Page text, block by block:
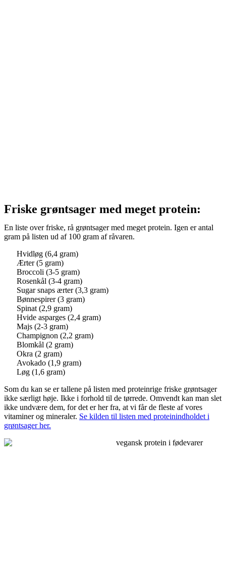
Friske grøntsager med meget protein:
En liste over friske, rå grøntsager med meget protein. Igen er antal
gram på listen ud af 100 gram af råvaren.
Hvidløg (6,4 gram)
Ærter (5 gram)
Broccoli (3-5 gram)
Rosenkål (3-4 gram)
Sugar snaps ærter (3,3 gram)
Bønnespirer (3 gram)
Spinat (2,9 gram)
Hvide asparges (2,4 gram)
Majs (2-3 gram)
Champignon (2,2 gram)
Blomkål (2 gram)
Okra (2 gram)
Avokado (1,9 gram)
Løg (1,6 gram)
Som du kan se er tallene på listen med proteinrige friske grøntsager
ikke særligt høje. Ikke i forhold til de tørrede. Omvendt kan man slet
ikke undvære dem, for det er her fra, at vi får de fleste af vores
vitaminer og mineraler. Se kilden til listen med proteinindholdet i
grøntsager her.